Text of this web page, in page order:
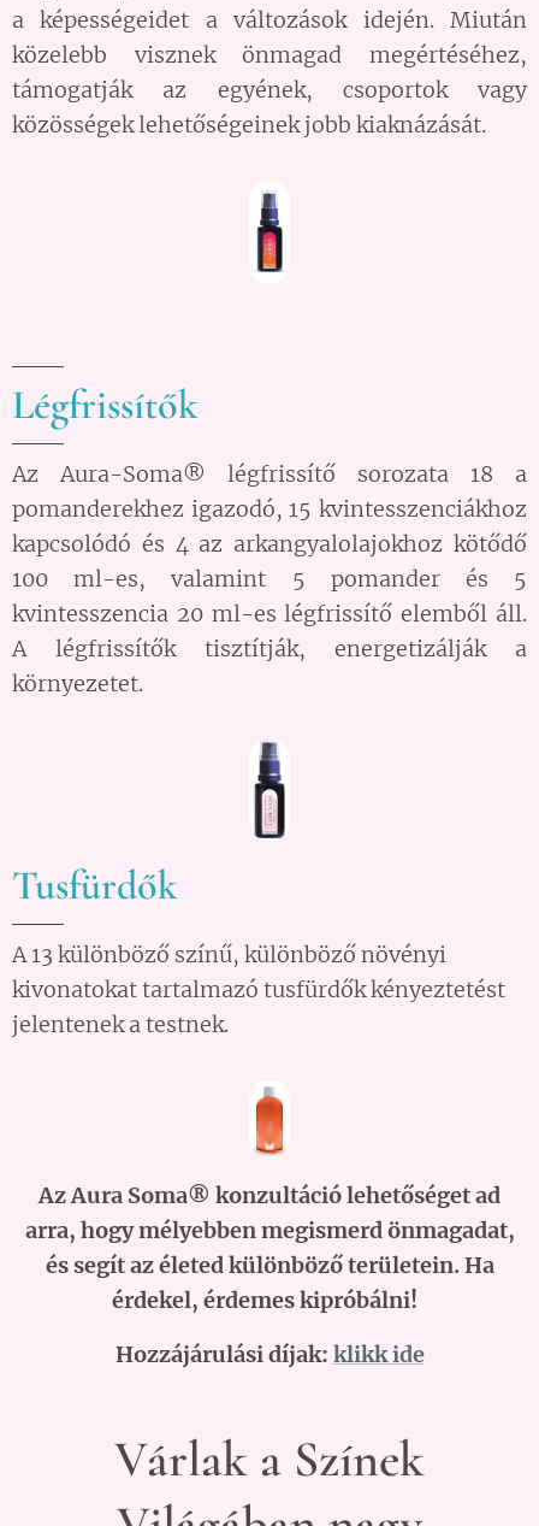
a képességeidet a változások idején. Miután
közelebb visznek önmagad megértéséhez,
támogatják az egyének, csoportok vagy
közösségek lehetőségeinek jobb kiaknázását.
Légfrissítők
Az Aura-Soma® légfrissítő sorozata 18 a
pomanderekhez igazodó, 15 kvintesszenciákhoz
kapcsolódó és 4 az arkangyalolajokhoz kötődő
100 ml-es, valamint 5 pomander és 5
kvintesszencia 20 ml-es légfrissítő elemből áll.
A légfrissítők tisztítják, energetizálják a
környezetet.
Tusfürdők
A 13 különböző színű, különböző növényi
kivonatokat tartalmazó tusfürdők kényeztetést
jelentenek a testnek.
Az Aura Soma® konzultáció lehetőséget ad
arra, hogy mélyebben megismerd önmagadat,
és segít az életed különböző területein. Ha
érdekel, érdemes kipróbálni!
Hozzájárulási díjak: klikk ide
Várlak a Színek